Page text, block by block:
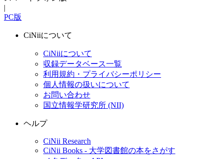
|
PC版
CiNiiについて
CiNiiについて
収録データベース一覧
利用規約・プライバシーポリシー
個人情報の扱いについて
お問い合わせ
国立情報学研究所 (NII)
ヘルプ
CiNii Research
CiNii Books - 大学図書館の本をさがす